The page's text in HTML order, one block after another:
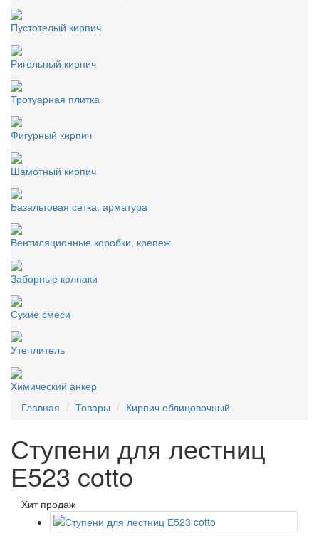
Пустотелый кирпич
Ригельный кирпич
Тротуарная плитка
Фигурный кирпич
Шамотный кирпич
Базальтовая сетка, арматура
Вентиляционные коробки, крепеж
Заборные колпаки
Сухие смеси
Утеплитель
Химический анкер
Главная
Товары Кирпич облицовочный
Ступени для лестниц
Е523 cotto
Хит продаж